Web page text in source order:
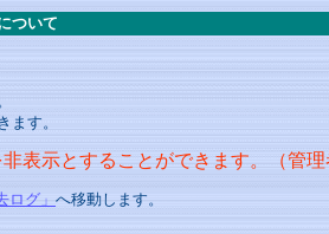
ついて
ます。
表示とすることができます。（管理
ログ」 へ移動します。